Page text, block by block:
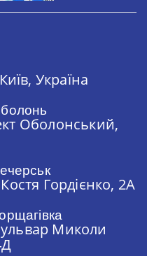
Україна
Оболонський,
Гордієнко, 2А
Миколи